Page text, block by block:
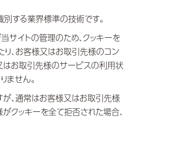
別する業界標準の技術です。
サイトの管理のため、クッキーを
、お客様又はお取引先様のコン
はお取引先様のサービスの利用状
ません。
、通常はお客様又はお取引先様
クッキーを全て拒否された場合、